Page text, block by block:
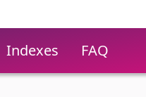
Indexes FAQ